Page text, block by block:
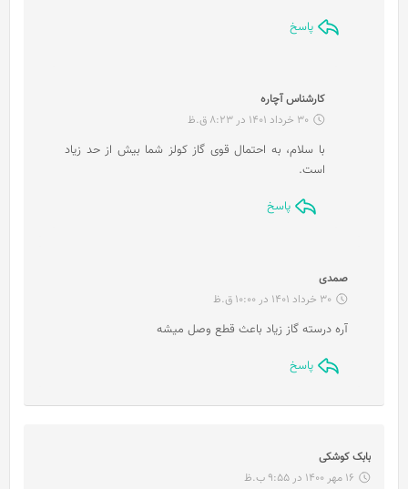
پاسخ
کارشناس آچاره
ف
30 خرداد 1401 در 8:23 ق.ظ
با سلام، به احتمال قوی گاز کولز شما بیش از حد زیاد
است.
پاسخ
صمدی
ف 30 خرداد 1401 در 10:00 ق.ظ
آره درسته گاز زیاد باعث قطع وصل میشه
پاسخ
بابک کوشکی
ف
16 مهر 1400 در 9:55 ب.ظ